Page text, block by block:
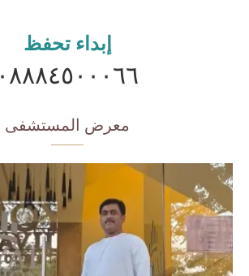
إبداء تحفظ
٠٨٨٨٤٥٠٠٠٦٦
معرض المستشفى